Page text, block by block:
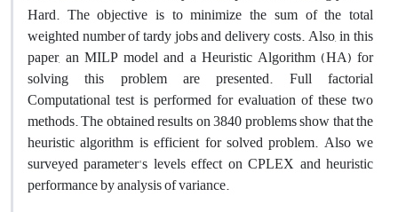
Hard. The objective is to minimize the sum of the total
weighted number of tardy jobs and delivery costs. Also, in this
paper, an MILP model and a Heuristic Algorithm (HA) for
solving this problem are presented. Full factorial
Computational test is performed for evaluation of these two
methods. The obtained results on 3840 problems show that the
heuristic algorithm is efficient for solved problem. Also we
surveyed parameter's levels effect on CPLEX and heuristic
performance by analysis of variance.